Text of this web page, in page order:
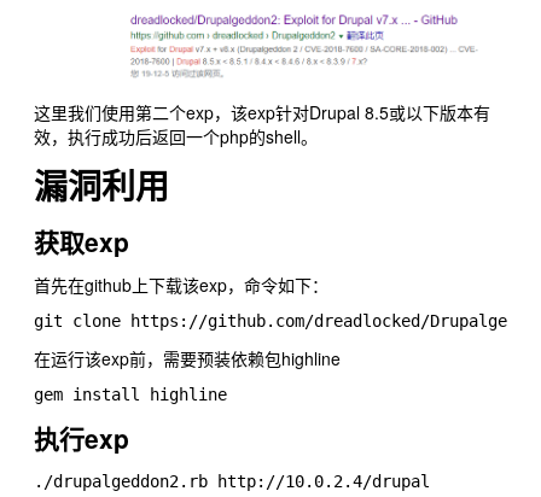
这里我们使用第二个exp，该exp针对Drupal 8.5或以下版本有
效，执行成功后返回一个php的shell。
漏洞利用
获取exp
首先在github上下载该exp，命令如下：
在运行该exp前，需要预装依赖包highline
执行exp